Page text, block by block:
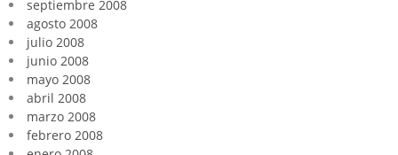
septiembre 2008
agosto 2008
julio 2008
junio 2008
mayo 2008
abril 2008
marzo 2008
febrero 2008